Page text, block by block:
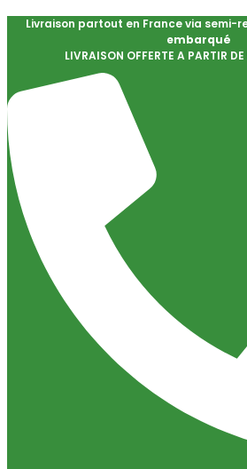
Livraison partout en France via semi-
embarqué
LIVRAISON OFFERTE A PARTIR